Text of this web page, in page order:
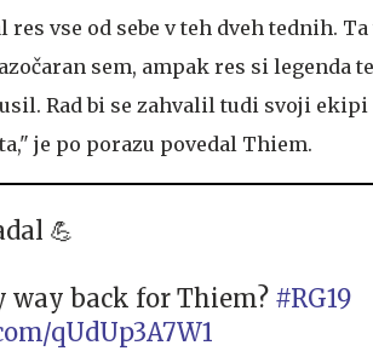
res vse od sebe v teh dveh tednih.
sem, ampak res si legenda
Rad bi se zahvalil tudi svoji
je po porazu povedal Thiem.
💪
way back for Thiem? #RG19
qUdUp3A7W1